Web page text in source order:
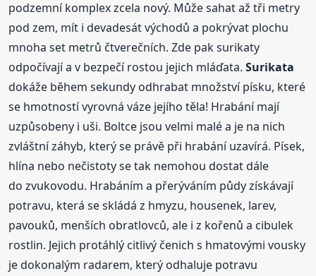
podzemní komplex zcela nový. Může sahat až tři metry
pod zem, mít i devadesát východů a pokrývat plochu
mnoha set metrů čtverečních. Zde pak surikaty
odpočívají a v bezpečí rostou jejich mláďata.Surikata
dokáže během sekundy odhrabat množství písku, které
se hmotností vyrovná váze jejího těla! Hrabání mají
uzpůsobeny i uši. Boltce jsou velmi malé a je na nich
zvláštní záhyb, který se právě při hrabání uzavírá. Písek,
hlína nebo nečistoty se tak nemohou dostat dále
do zvukovodu. Hrabáním a přerýváním půdy získávají
potravu, která se skládá z hmyzu, housenek, larev,
pavouků, menších obratlovců, ale i z kořenů a cibulek
rostlin. Jejich protáhlý citlivý čenich s hmatovými vousky
je dokonalým radarem, který odhaluje potravu